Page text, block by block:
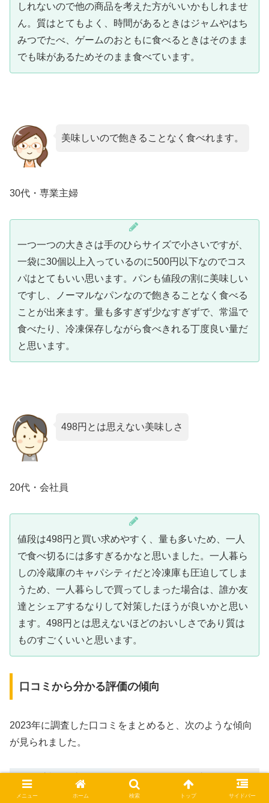
しれないので他の商品を考えた方がいいかもしれませ
ん。質はとてもよく、時間があるときはジャムやはち
みつでたべ、ゲームのおともに食べるときはそのまま
でも味があるためそのまま食べています。
美味しいので飽きることなく食べれます。
30代・専業主婦
一つ一つの大きさは手のひらサイズで小さいですが、
一袋に30個以上入っているのに500円以下なのでコス
パはとてもいい思います。パンも値段の割に美味しい
ですし、ノーマルなパンなので飽きることなく食べる
ことが出来ます。量も多すぎず少なすぎずで、常温で
食べたり、冷凍保存しながら食べきれる丁度良い量だ
と思います。
498円とは思えない美味しさ
20代・会社員
値段は498円と買い求めやすく、量も多いため、一人
で食べ切るには多すぎるかなと思いました。一人暮ら
しの冷蔵庫のキャパシティだと冷凍庫も圧迫してしま
うため、一人暮らしで買ってしまった場合は、誰か友
達とシェアするなりして対策したほうが良いかと思い
ます。498円とは思えないほどのおいしさであり質は
ものすごくいいと思います。
口コミから分かる評価の傾向
2023年に調査した口コミをまとめると、次のような傾向
が見られました。
安くて量が多い
少人数だと多すぎる
メニュー ホーム 検索 トップ サイドバー